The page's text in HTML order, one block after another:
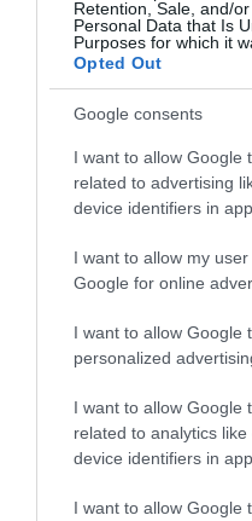
Retention, Sale, and/
Personal Data that Is
Purposes for which it
Opted Out
Google consents
I want to allow Google
related to advertising
device identifiers in
I want to allow my
Google for online
I want to allow Google
personalized
I want to allow Google
related to analytics
device identifiers in
I want to allow Google
ΤΟ ΠΑΡΟΝ